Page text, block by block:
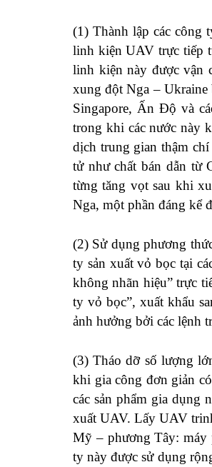
(1) Thành lập các công
linh kiện UAV trực tiếp
linh kiện này được vận
xung đột Nga – Ukraine
Singapore, Ấn Độ và
trong khi các nước này
dịch trung gian thậm
tử như chất bán dẫn từ
từng tăng vọt sau khi
Nga, một phần đáng kể
(2) Sử dụng phương
ty sản xuất vỏ bọc tại
không nhãn hiệu” trực
ty vỏ bọc”, xuất khẩu
ảnh hưởng bởi các lệnh
(3) Tháo dỡ số lượng
khi gia công đơn giản
các sản phẩm gia dụng
xuất UAV. Lấy UAV
Mỹ – phương Tây: máy
ty này được sử dụng